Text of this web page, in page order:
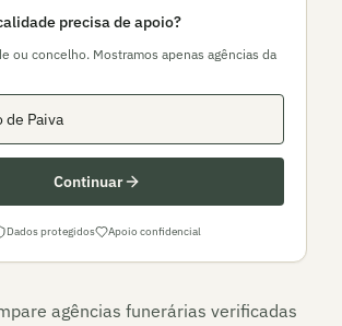
precisa de apoio?
ou concelho. Mostramos apenas agências da
Continuar
Dados protegidos Apoio confidencial
agências funerárias verificadas